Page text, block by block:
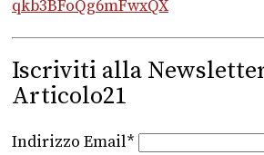
qkb3BFoQg6mFwxQX
Iscriviti alla
Articolo21
Indirizzo Email*